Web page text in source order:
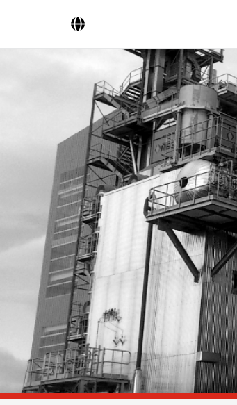
Unternehmen
Geschäftsfelder
Ingenieurdienstleistungen
Kesselsysteme
Feuerungssysteme
Rohrsysteme
Forschung & Entwicklung
Lizenznehmer
Referenzen
Kontakt
Nachhaltigkeit